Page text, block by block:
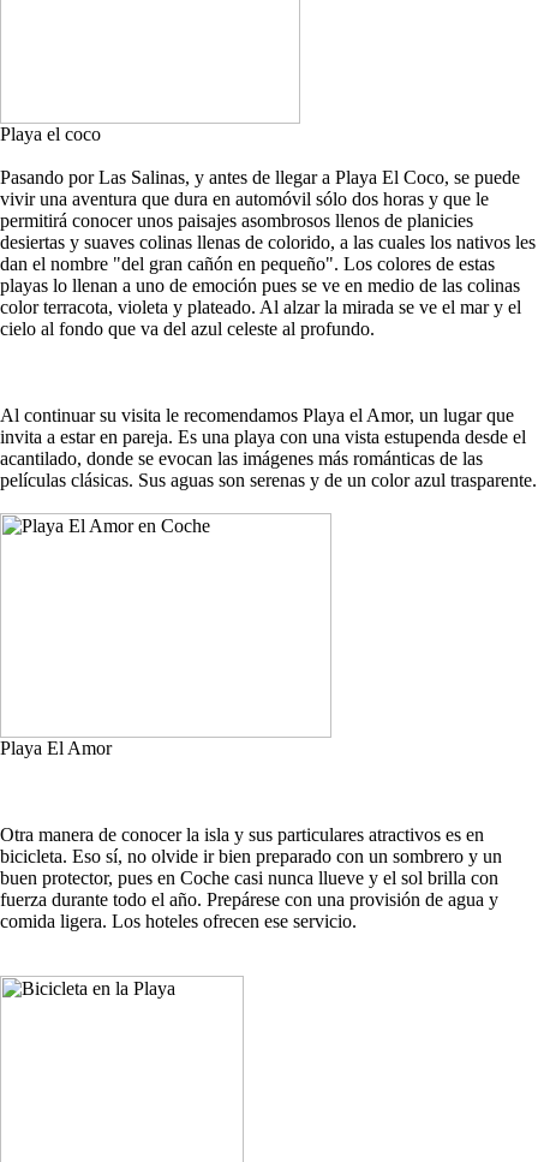
Playa el coco
Pasando por Las Salinas, y antes de llegar a Playa El Coco, se puede
vivir una aventura que dura en automóvil sólo dos horas y que le
permitirá conocer unos paisajes asombrosos llenos de planicies
desiertas y suaves colinas llenas de colorido, a las cuales los nativos les
dan el nombre "del gran cañón en pequeño". Los colores de estas
playas lo llenan a uno de emoción pues se ve en medio de las colinas
color terracota, violeta y plateado. Al alzar la mirada se ve el mar y el
cielo al fondo que va del azul celeste al profundo.
Al continuar su visita le recomendamos Playa el Amor, un lugar que
invita a estar en pareja. Es una playa con una vista estupenda desde el
acantilado, donde se evocan las imágenes más románticas de las
películas clásicas. Sus aguas son serenas y de un color azul trasparente.
Playa El Amor
Otra manera de conocer la isla y sus particulares atractivos es en
bicicleta. Eso sí, no olvide ir bien preparado con un sombrero y un
buen protector, pues en Coche casi nunca llueve y el sol brilla con
fuerza durante todo el año. Prepárese con una provisión de agua y
comida ligera. Los hoteles ofrecen ese servicio.